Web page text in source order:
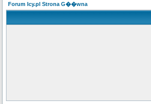
Forum Icy.pl Strona G��wna